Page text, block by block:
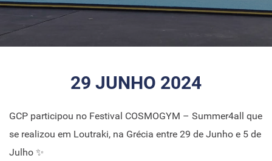
29 JUNHO 2024
GCP participou no Festival COSMOGYM – Summer4all que
se realizou em Loutraki, na Grécia entre 29 de Junho e 5 de
Julho ✨